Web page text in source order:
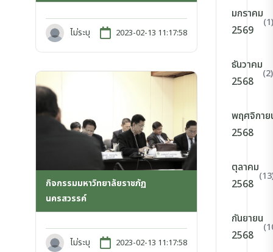
ไม่ระบุ 2023-02-13 11:17:58
กิจกรรมมหาวิทยาลัยราชภัฏ
นครสวรรค์
ไม่ระบุ 2023-02-13 11:17:58
มกราคม
2569
(1)
ธันวาคม
2568
(2)
พฤศจิกาย
2568
ตุลาคม
2568
กันยายน
2568